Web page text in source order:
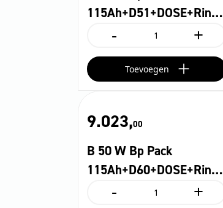
115Ah+D51+DOSE+Rin…
-
W
Pack
+
Toevoegen
9.023,00
B 50 W Bp Pack
115Ah+D60+DOSE+Rin…
- +